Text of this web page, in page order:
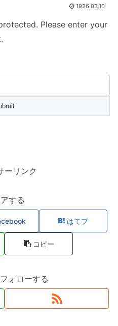
1926.03.10
Please enter your
ーリンク
する
はてブ
コピー
ォローする